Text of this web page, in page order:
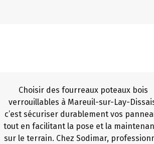
Choisir des fourreaux poteaux bois
verrouillables à Mareuil-sur-Lay-
c’est sécuriser durablement vos
tout en facilitant la pose et la
sur le terrain. Chez Sodimar,